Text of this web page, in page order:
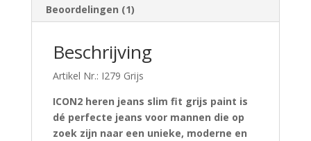
Beoordelingen (1)
Beschrijving
Artikel Nr.: I279 Grijs
ICON2 heren jeans slim fit grijs paint is
dé perfecte jeans voor mannen die op
zoek zijn naar een unieke, moderne en